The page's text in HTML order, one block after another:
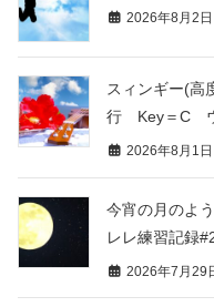
2026年8月2日
スィンギー(高
行 Key＝C ウ
2026年8月1日
今宵の月のよ
レレ練習記録
2026年7月29